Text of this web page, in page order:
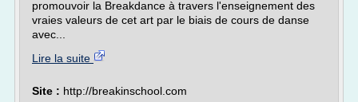
promouvoir la Breakdance à travers l'enseignement des
vraies valeurs de cet art par le biais de cours de danse
avec...
Lire la suite
Site : http://breakinschool.com